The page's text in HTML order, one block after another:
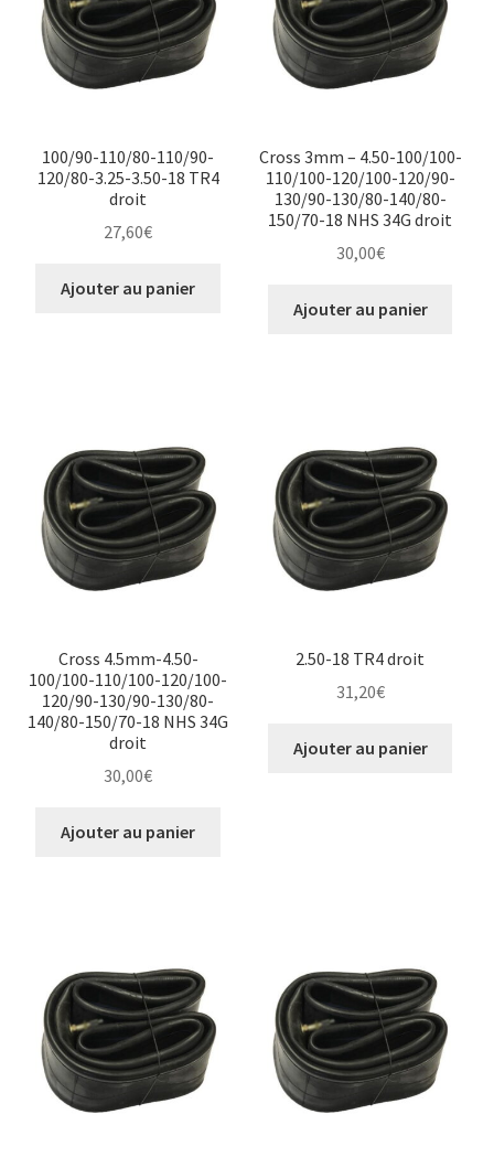
100/90-110/80-110/90-
120/80-3.25-3.50-18 TR4
droit
27,60€
Ajouter au panier
Cross 3mm – 4.50-100/100-
110/100-120/100-120/90-
130/90-130/80-140/80-
150/70-18 NHS 34G droit
30,00€
Ajouter au panier
Cross 4.5mm-4.50-
100/100-110/100-120/100-
120/90-130/90-130/80-
140/80-150/70-18 NHS 34G
droit
30,00€
Ajouter au panier
2.50-18 TR4 droit
31,20€
Ajouter au panier